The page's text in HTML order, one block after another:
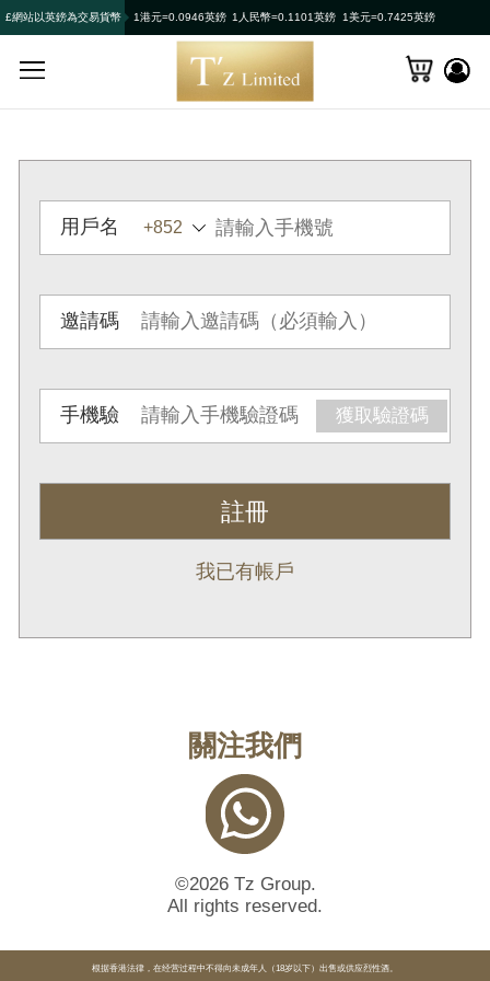
£網站以英鎊為交易貨幣 1港元=0.0946英鎊 1人民幣=0.1101英鎊 1美元=0.7425英鎊
用戶名
邀請碼
手機驗 獲取驗證碼
註冊
我已有帳戶
關注我們
©2026 Tz Group.
All rights reserved.
根据香港法律，在经营过程中不得向未成年人（18岁以下）出售或供应烈性酒。